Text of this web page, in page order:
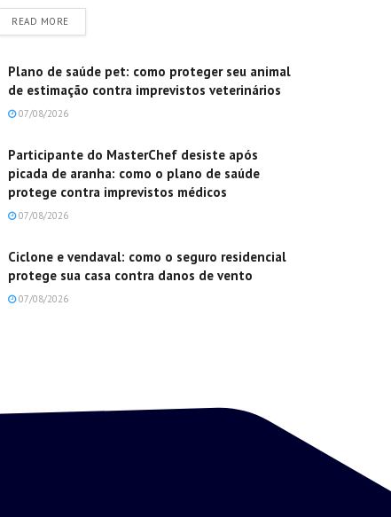
READ MOREDETAILS
Plano de saúde pet: como proteger seu animal
de estimação contra imprevistos veterinários
07/08/2026
Participante do MasterChef desiste após
picada de aranha: como o plano de saúde
protege contra imprevistos médicos
07/08/2026
Ciclone e vendaval: como o seguro residencial
protege sua casa contra danos de vento
07/08/2026